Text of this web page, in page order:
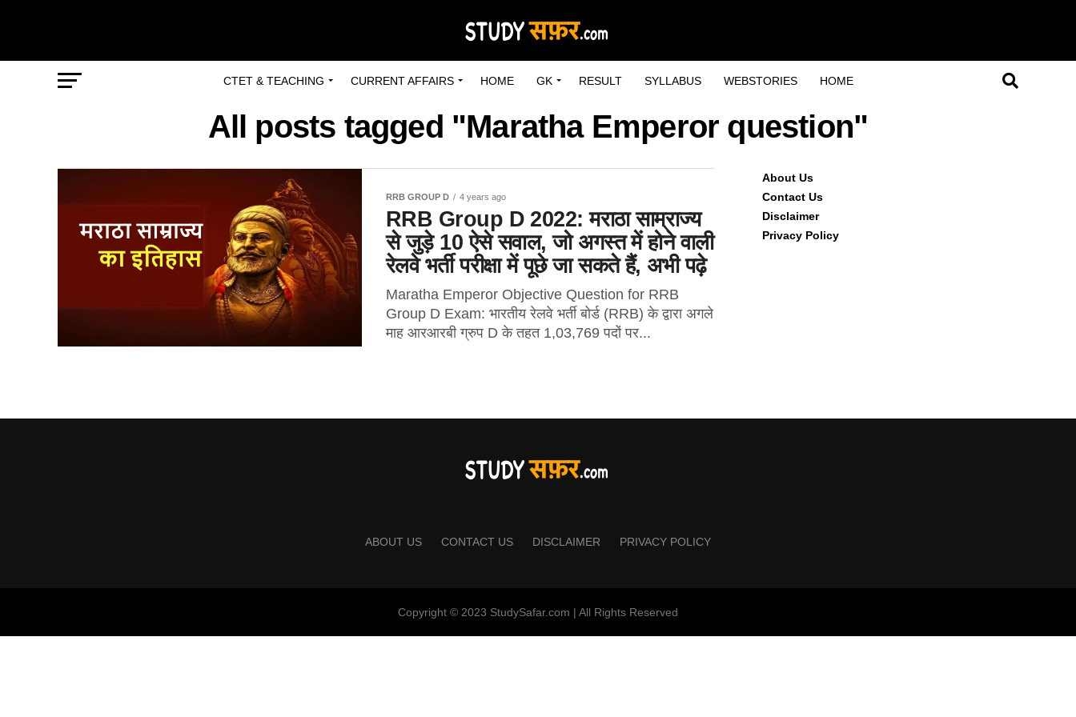
CTET & TEACHING CURRENT AFFAIRS HOME GK RESULT SYLLABUS WEBSTORIES HOME
All posts tagged "Maratha Emperor question"
RRB GROUP D 4 years ago
RRB Group D 2022: मराठा साम्राज्य
से जुड़े 10 ऐसे सवाल, जो अगस्त में होने वाली
रेलवे भर्ती परीक्षा में पूछे जा सकते हैं, अभी पढ़े
Maratha Emperor Objective Question for RRB
Group D Exam: भारतीय रेलवे भर्ती बोर्ड (RRB) के द्वारा अगले
माह आरआरबी ग्रुप D के तहत 1,03,769 पदों पर...
About Us
Contact Us
Disclaimer
Privacy Policy
ABOUT US CONTACT US DISCLAIMER PRIVACY POLICY
Copyright © 2023 StudySafar.com | All Rights Reserved